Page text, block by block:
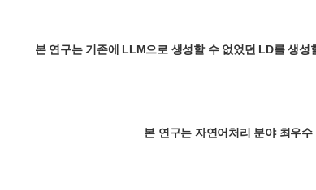
본 연구는 기존에 LLM으로 생성할 수 없었던 LD를 생
본 연구는 자연어처리 분야 최우